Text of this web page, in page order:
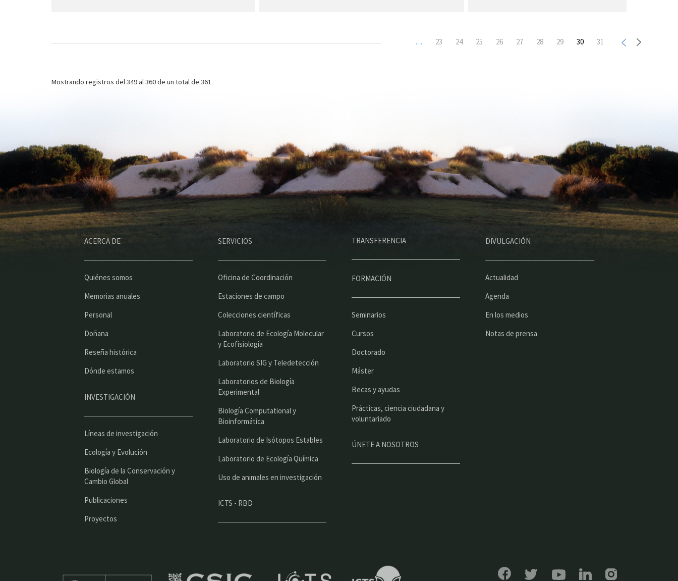
… Page
23 Page
24 Page
25 Page
26 Page
27 Page
28 Page
29
Página
30 Page
31
Mostrando registros del349 al 360de un total de 361
ACERCA DE
Quiénes somos
Memorias anuales
Personal
Doñana
Reseña histórica
Dónde estamos
INVESTIGACIÓN
Líneas de investigación
Ecología y Evolución
Biología de la Conservación y
Cambio Global
Publicaciones
Proyectos
SERVICIOS
Oficina de Coordinación
Estaciones de campo
Colecciones científicas
Laboratorio de Ecología Molecular
y Ecofisiología
Laboratorio SIG y Teledetección
Laboratorios de Biología
Experimental
Biología Computational y
Bioinformática
Laboratorio de Isótopos Estables
Laboratorio de Ecología Química
Uso de animales en investigación
ICTS - RBD
TRANSFERENCIA
FORMACIÓN
Seminarios
Cursos
Doctorado
Máster
Becas y ayudas
Prácticas, ciencia ciudadana y
voluntariado
ÚNETE A NOSOTROS
DIVULGACIÓN
Actualidad
Agenda
En los medios
Notas de prensa